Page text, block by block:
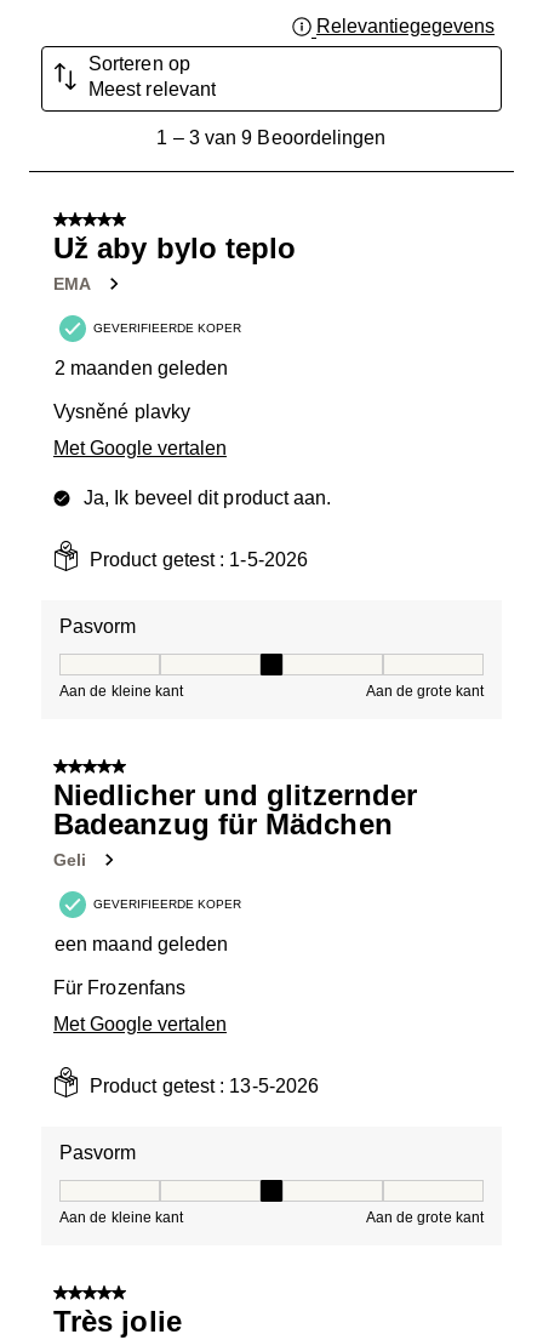
Relevantiegegevens
Sorteren op
Meest relevant
van
Beoordelingen.
1 – 3 van 9 Beoordelingen
5 van 5 sterren.
Už aby bylo teplo
EMA
GEVERIFIEERDE KOPER
2 maanden geleden
Vysněné plavky
Met Google vertalen
Ja, Ik beveel dit product aan.
Product getest : 1-5-2026
Pasvorm
Aan de kleine kant Aan de grote kant
5 van 5 sterren.
Niedlicher und glitzernder
Badeanzug für Mädchen
Geli
GEVERIFIEERDE KOPER
een maand geleden
Für Frozenfans
Met Google vertalen
Product getest : 13-5-2026
Pasvorm
Aan de kleine kant Aan de grote kant
5 van 5 sterren.
Très jolie